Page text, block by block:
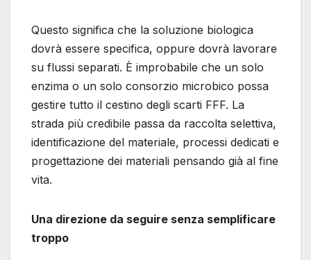
Questo significa che la soluzione biologica
dovrà essere specifica, oppure dovrà lavorare
su flussi separati. È improbabile che un solo
enzima o un solo consorzio microbico possa
gestire tutto il cestino degli scarti FFF. La
strada più credibile passa da raccolta selettiva,
identificazione del materiale, processi dedicati e
progettazione dei materiali pensando già al fine
vita.
Una direzione da seguire senza semplificare
troppo